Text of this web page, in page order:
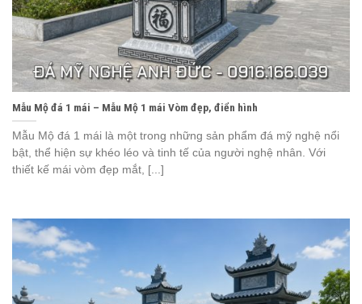
Mẫu Mộ đá 1 mái – Mẫu Mộ 1 mái Vòm đẹp, điển hình
Mẫu Mộ đá 1 mái là một trong những sản phẩm đá mỹ nghệ nổi
bật, thể hiện sự khéo léo và tinh tế của người nghệ nhân. Với
thiết kế mái vòm đẹp mắt, [...]